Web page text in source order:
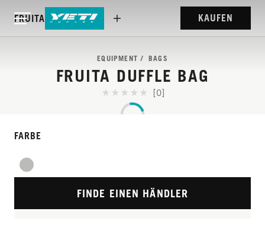
FÜR DEN FALL, DASS
ALLES MITKOMMEN
FRUITA DUFFLE BAG KAUFEN
EQUIPMENT BAGS
FRUITA DUFFLE BAG
[0]
FARBE
FINDE EINEN HÄNDLER